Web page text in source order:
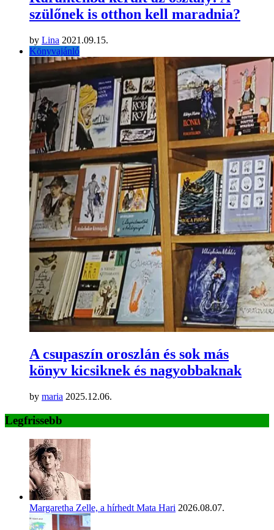
szülőnek is otthon kell maradnia?
by Lina 2021.09.15.
Könyvajánló
A csupaszín oroszlán és sok más
könyv kicsiknek és nagyobbaknak
by maria 2025.12.06.
Legfrissebb
Margaretha Zelle, a hírhedt Mata Hari 2026.08.07.